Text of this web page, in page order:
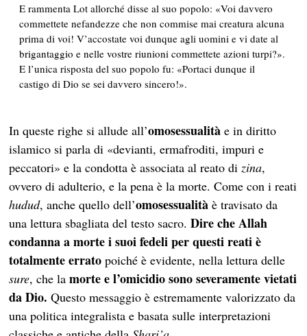
E rammenta Lot allorché disse al suo popolo: «Voi davvero
commettete nefandezze che non commise mai creatura alcuna
prima di voi! V’accostate voi dunque agli uomini e vi date al
brigantaggio e nelle vostre riunioni commettete azioni turpi?».
E l’unica risposta del suo popolo fu: «Portaci dunque il
castigo di Dio se sei davvero sincero!».
In queste righe si allude all’omosessualità e in diritto
islamico si parla di «devianti, ermafroditi, impuri e
peccatori» e la condotta è associata al reato dizina,
ovvero di adulterio, e la pena è la morte. Come con i reati
hudud, anche quello dell’omosessualità è travisato da
una lettura sbagliata del testo sacro.Dire che Allah
condanna a morte i suoi fedeli per questi reati è
totalmente errato poiché è evidente, nella lettura delle
sure, che lamorte e l’omicidio sono severamente vietati
da Dio.Questo messaggio è estremamente valorizzato da
una politica integralista e basata sulle interpretazioni